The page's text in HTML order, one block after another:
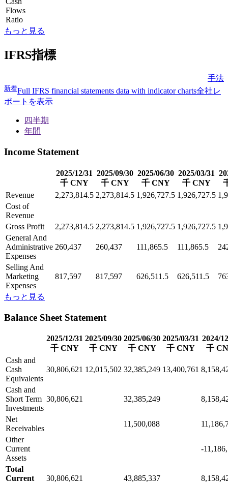
Flows
Ratio
もっと見る
IFRS指標
手法
新着Full IFRS financial statements data with indicator charts全社レ
ポートを表示
四半期
年間
Income Statement
2025/12/31
千 CNY
2025/09/30
千 CNY
2025/06/30
千 CNY
2025/03/31
千 CNY
Revenue
2,273,814.5 2,273,814.5 1,926,727.5 1,926,727.5
Cost of
Revenue
Gross Profit
2,273,814.5 2,273,814.5 1,926,727.5 1,926,727.5
General And
Administrative
Expenses
260,437 260,437 111,865.5 111,865.5
Selling And
Marketing
Expenses
817,597 817,597 626,511.5 626,511.5
もっと見る
Balance Sheet Statement
2025/12/31
千 CNY
2025/09/30
千 CNY
2025/06/30
千 CNY
2025/03/31
千 CNY
2024/
千
Cash and
Cash
Equivalents
30,806,621 12,015,502 32,385,249 13,400,761
Cash and
Short Term
Investments
30,806,621 32,385,249
Net
Receivables
11,500,088
Other
Current
Assets
-
Total
Current
30,806,621 43,885,337